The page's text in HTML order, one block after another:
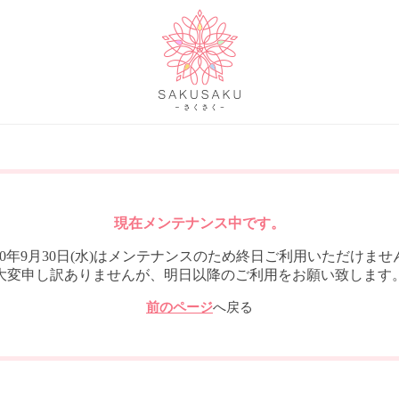
現在メンテナンス中です。
年9月30日(水)はメンテナンスのため終日ご利用いただけませ
変申し訳ありませんが、明日以降のご利用をお願い致します
前のページへ戻る